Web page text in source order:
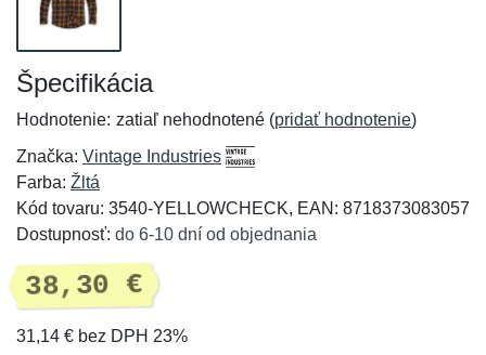
Špecifikácia
Hodnotenie: zatiaľ nehodnotené (pridať hodnotenie)
Značka: Vintage Industries
Farba: Žltá
Kód tovaru: 3540-YELLOWCHECK, EAN: 8718373083057
Dostupnosť: do 6-10 dní od objednania
38,30 €
31,14 € bez DPH 23%